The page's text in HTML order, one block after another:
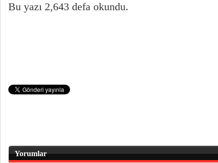
Bu yazı 2,643 defa okundu.
Yorumlar